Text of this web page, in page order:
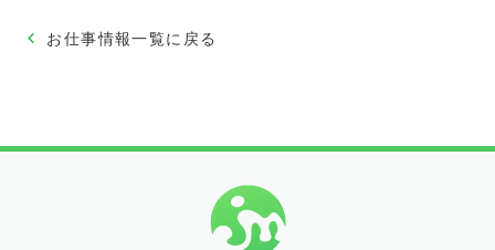
お仕事情報一覧に戻る